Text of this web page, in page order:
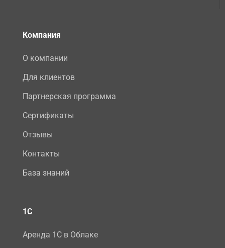
Компания
О компании
Для клиентов
Партнерская программа
Сертификаты
Отзывы
Контакты
База знаний
1С
Аренда 1С в Облаке